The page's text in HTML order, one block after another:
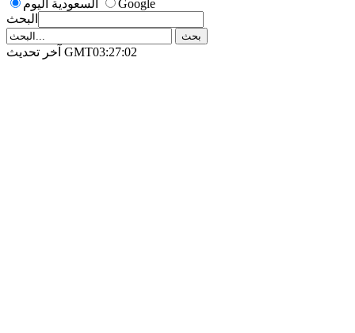
السعودية اليوم
Google
البحث
آخر تحديث GMT03:27:02